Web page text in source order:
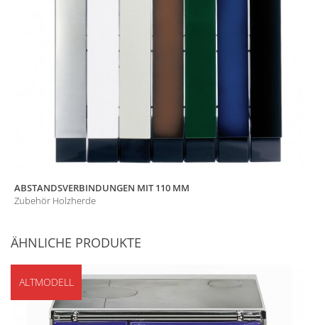
ABSTANDSVERBINDUNGEN MIT 110 MM
Zubehör Holzherde
ÄHNLICHE PRODUKTE
ALTMODELL